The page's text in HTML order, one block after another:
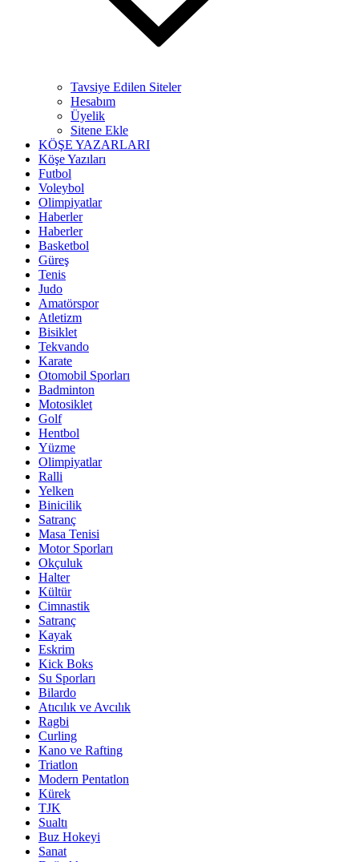
Tavsiye Edilen Siteler
Hesabım
Üyelik
Sitene Ekle
KÖŞE YAZARLARI
Köşe Yazıları
Futbol
Voleybol
Olimpiyatlar
Haberler
Haberler
Basketbol
Güreş
Tenis
Judo
Amatörspor
Atletizm
Bisiklet
Tekvando
Karate
Otomobil Sporları
Badminton
Motosiklet
Golf
Hentbol
Yüzme
Olimpiyatlar
Ralli
Yelken
Binicilik
Satranç
Masa Tenisi
Motor Sporları
Okçuluk
Halter
Kültür
Cimnastik
Satranç
Kayak
Eskrim
Kick Boks
Su Sporları
Bilardo
Atıcılık ve Avcılık
Ragbi
Curling
Kano ve Rafting
Triatlon
Modern Pentatlon
Kürek
TJK
Sualtı
Buz Hokeyi
Sanat